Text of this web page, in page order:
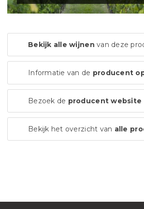
Bekijk alle wijnen van deze
Informatie van de producent
Bezoek de producent website
Bekijk het overzicht van alle